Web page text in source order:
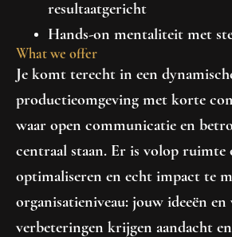
resultaatgericht
Hands-on mentaliteit met
What we offer
Je komt terecht in een
productieomgeving met korte
waar open communicatie en
centraal staan. Er is volop ruimte
optimaliseren en echt impact te
organisatieniveau: jouw ideeën
verbeteringen krijgen aandacht